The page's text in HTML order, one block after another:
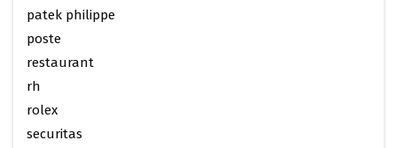
patek philippe
poste
restaurant
rh
rolex
securitas